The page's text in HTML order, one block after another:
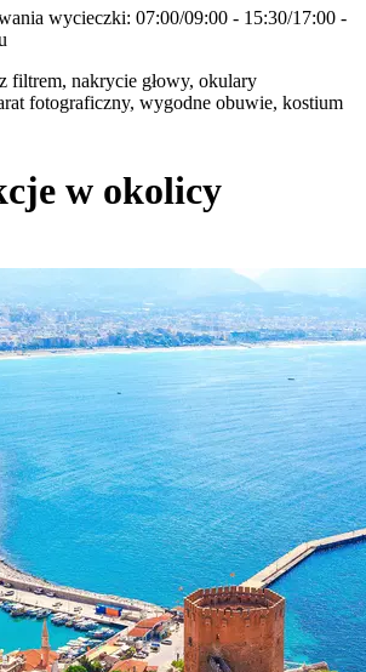
wycieczki: 07:00/09:00 - 15:30/17:00 -
filtrem, nakrycie głowy, okulary
fotograficzny, wygodne obuwie, kostium
w okolicy